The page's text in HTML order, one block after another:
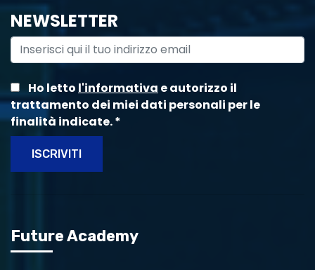
NEWSLETTER
Ho letto l'informativa e autorizzo il
trattamento dei miei dati personali per le
finalità indicate.*
ISCRIVITI
Future Academy